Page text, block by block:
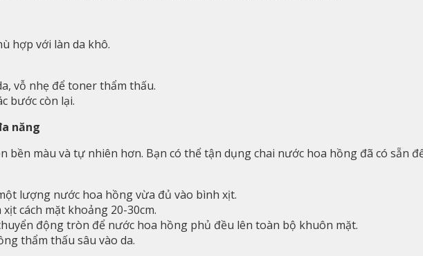
hợp với làn da khô.
vỗ nhẹ để toner thẩm thấu.
bước còn lại.
năng
màu và tự nhiên hơn. Bạn có thể tận dụng chai nước hoa hồng đã có sẵn
lượng nước hoa hồng vừa đủ vào bình xịt.
cách mặt khoảng 20-30cm.
động tròn để nước hoa hồng phủ đều lên toàn bộ khuôn mặt.
thẩm thấu sâu vào da.